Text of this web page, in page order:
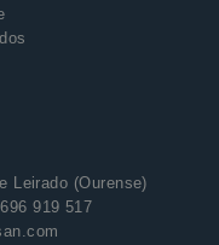
Leirado (Ourense)
919 517